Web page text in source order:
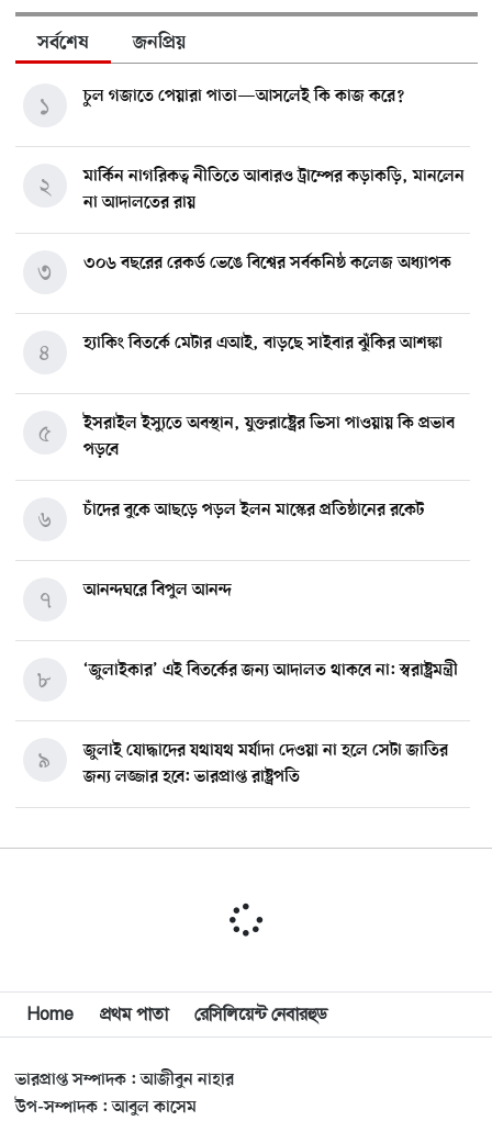
সর্বশেষ জনপ্রিয়
চুল গজাতে পেয়ারা পাতা—আসলেই কি কাজ করে?
১
মার্কিন নাগরিকত্ব নীতিতে আবারও ট্রাম্পের কড়াকড়ি, মানলেন
না আদালতের রায়
২
৩০৬ বছরের রেকর্ড ভেঙে বিশ্বের সর্বকনিষ্ঠ কলেজ অধ্যাপক
৩
হ্যাকিং বিতর্কে মেটার এআই, বাড়ছে সাইবার ঝুঁকির আশঙ্কা
৪
ইসরাইল ইস্যুতে অবস্থান, যুক্তরাষ্ট্রের ভিসা পাওয়ায় কি প্রভাব
পড়বে
৫
চাঁদের বুকে আছড়ে পড়ল ইলন মাস্কের প্রতিষ্ঠানের রকেট
৬
আনন্দঘরে বিপুল আনন্দ
৭
‘জুলাইকার’ এই বিতর্কের জন্য আদালত থাকবে না: স্বরাষ্ট্রমন্ত্রী
৮
জুলাই যোদ্ধাদের যথাযথ মর্যাদা দেওয়া না হলে সেটা জাতির
জন্য লজ্জার হবে: ভারপ্রাপ্ত রাষ্ট্রপতি
৯
১০
মিশিগানে দক্ষিণ সুরমা ওয়েলফেয়ার অ্যাসোসিয়েশনের
বিশ্বজুড়ে কূটনৈতিক পুনর্বিন্যাস, ৫ অঞ্চলে মিশন বন্ধ করছে
যুক্তরাষ্ট্র
১২
মিশিগানে ফ্রেন্ডস এন্ড ফ্যামিলির বনভোজনে প্রাণের উচ্ছ্বাস
১৩
Home প্রথম পাতা রেসিলিয়েন্ট নেবারহুড
ভারপ্রাপ্ত সম্পাদক : আজীবুন নাহার
উপ-সম্পাদক : আবুল কাসেম